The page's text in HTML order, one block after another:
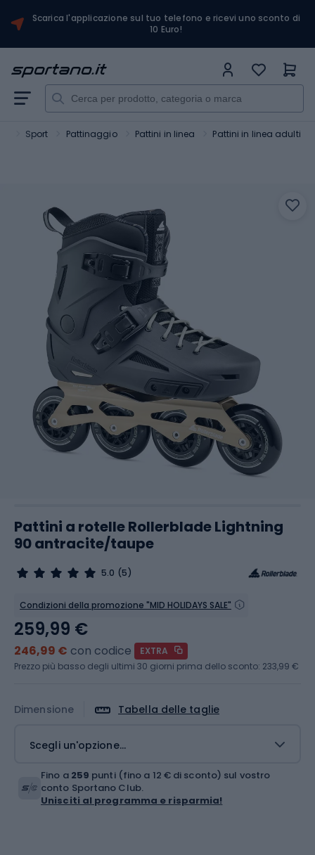
Scarica l'applicazione sul tuo telefono e ricevi uno sconto di
10 Euro!
Sport Pattinaggio Pattini in linea Pattini in linea adulti
Pattini a rotelle Rollerblade Lightning
90 antracite/taupe
5.0 (5)
Condizioni della promozione "MID HOLIDAYS SALE"
Dimensione Tabella delle taglie
Scegli un'opzione...
259,99 €
246,99 € con codice
EXTRA
Prezzo più basso degli ultimi 30 giorni prima dello sconto: 233,99 €
Fino a 259 punti (fino a 12 € di sconto) sul vostro
conto Sportano Club.
Unisciti al programma e risparmia!